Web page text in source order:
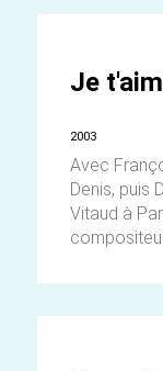
Je
2003
Avec
Denis, puis
Vitaud à